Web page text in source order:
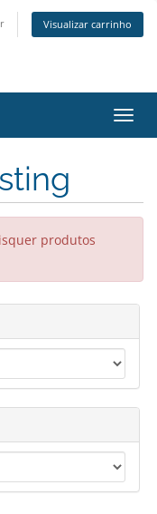
Visualizar carrinho
produtos